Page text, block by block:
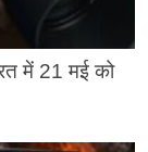
में 21 मई को